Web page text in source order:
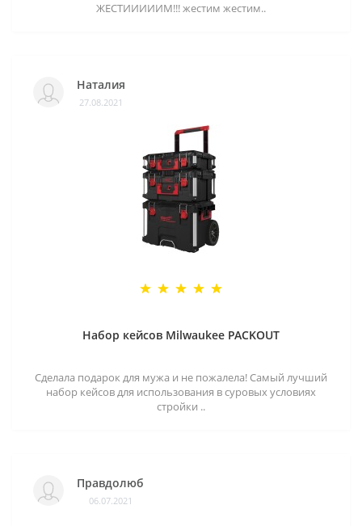
ЖЕСТИИИИИМ!!! жестим жестим..
Наталия
27.08.2021
Набор кейсов Milwaukee PACKOUT
Сделала подарок для мужа и не пожалела! Самый лучший
набор кейсов для использования в суровых условиях
стройки ..
Правдолюб
06.07.2021